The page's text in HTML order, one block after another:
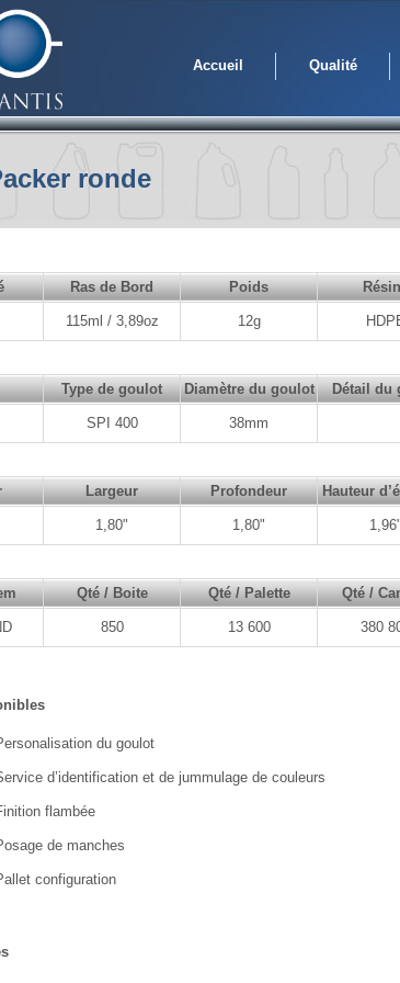
Qualité
Accueil
ronde
Ras de Bord Poids
115ml / 3,89oz 12g
Type de goulot Diamètre du goulot Détail du
SPI 400 38mm
Largeur Profondeur Hauteur
1,80" 1,80" 1,96"
Qté / Boite Qté / Palette Qté /
850 13 600 380
du goulot
d’identification et de jummulage de couleurs
flambée
de manches
configuration